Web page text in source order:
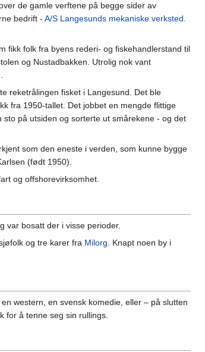
de gamle verftene på begge sider av
bedrift - A/S Langesunds mekaniske verksted.
fikk folk fra byens rederi- og fiskehandlerstand til
og Nustadbakken. Utrolig nok vant
reketrålingen fisket i Langesund. Det ble
fra 1950-tallet. Det jobbet en mengde flittige
på utsiden og sorterte ut smårekene - og det
som den eneste i verden, som kunne bygge
(født 1950).
og offshorevirksomhet.
var bosatt der i visse perioder.
og tre karer fra Milorg. Knapt noen by i
western, en svensk komedie, eller – på slutten
for å tenne seg sin rullings.